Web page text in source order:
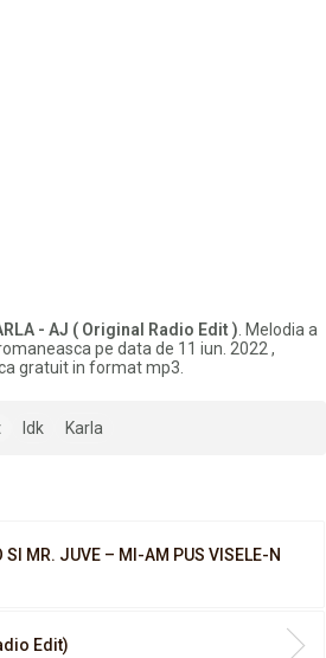
- AJ ( Original Radio Edit ) . Melodia a
pe data de 11 iun. 2022 ,
gratuit in format mp3.
Idk Karla
SI MR. JUVE – MI-AM PUS VISELE-N
Edit)